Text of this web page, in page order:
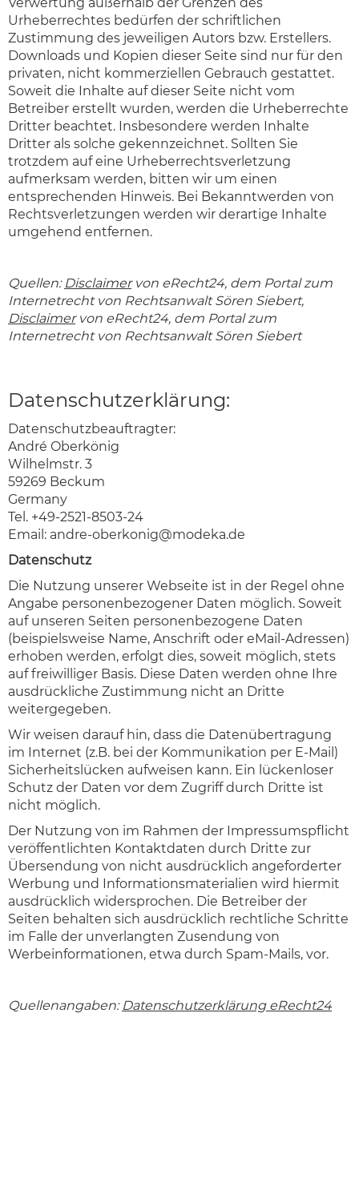
Urheberrechtes bedürfen der schriftlichen
Zustimmung des jeweiligen Autors bzw. Erstellers.
Downloads und Kopien dieser Seite sind nur für den
privaten, nicht kommerziellen Gebrauch gestattet.
Soweit die Inhalte auf dieser Seite nicht vom
Betreiber erstellt wurden, werden die Urheberrechte
Dritter beachtet. Insbesondere werden Inhalte
Dritter als solche gekennzeichnet. Sollten Sie
trotzdem auf eine Urheberrechtsverletzung
aufmerksam werden, bitten wir um einen
entsprechenden Hinweis. Bei Bekanntwerden von
Rechtsverletzungen werden wir derartige Inhalte
umgehend entfernen.
Quellen: Disclaimervon eRecht24, dem Portal zum
Internetrecht von Rechtsanwalt Sören Siebert,
Disclaimervon eRecht24, dem Portal zum
Internetrecht von Rechtsanwalt Sören Siebert
Datenschutzerklärung:
Datenschutzbeauftragter:
André Oberkönig
Wilhelmstr. 3
59269 Beckum
Germany
Tel. +49-2521-8503-24
Email: andre-oberkonig@modeka.de
Datenschutz
Die Nutzung unserer Webseite ist in der Regel ohne
Angabe personenbezogener Daten möglich. Soweit
auf unseren Seiten personenbezogene Daten
(beispielsweise Name, Anschrift oder eMail-Adressen)
erhoben werden, erfolgt dies, soweit möglich, stets
auf freiwilliger Basis. Diese Daten werden ohne Ihre
ausdrückliche Zustimmung nicht an Dritte
weitergegeben.
Wir weisen darauf hin, dass die Datenübertragung
im Internet (z.B. bei der Kommunikation per E-Mail)
Sicherheitslücken aufweisen kann. Ein lückenloser
Schutz der Daten vor dem Zugriff durch Dritte ist
nicht möglich.
Der Nutzung von im Rahmen der Impressumspflicht
veröffentlichten Kontaktdaten durch Dritte zur
Übersendung von nicht ausdrücklich angeforderter
Werbung und Informationsmaterialien wird hiermit
ausdrücklich widersprochen. Die Betreiber der
Seiten behalten sich ausdrücklich rechtliche Schritte
im Falle der unverlangten Zusendung von
Werbeinformationen, etwa durch Spam-Mails, vor.
Quellenangaben: Datenschutzerklärung eRecht24